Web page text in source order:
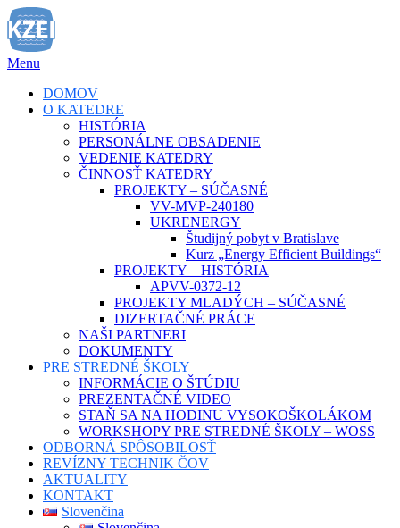
Prejsť
na
obsah
Menu
DOMOV
O KATEDRE
HISTÓRIA
PERSONÁLNE OBSADENIE
VEDENIE KATEDRY
ČINNOSŤ KATEDRY
PROJEKTY – SÚČASNÉ
VV-MVP-240180
UKRENERGY
Študijný pobyt v Bratislave
Kurz „Energy Efficient Buildings“
PROJEKTY – HISTÓRIA
APVV-0372-12
PROJEKTY MLADÝCH – SÚČASNÉ
DIZERTAČNÉ PRÁCE
NAŠI PARTNERI
DOKUMENTY
PRE STREDNÉ ŠKOLY
INFORMÁCIE O ŠTÚDIU
PREZENTAČNÉ VIDEO
STAŇ SA NA HODINU VYSOKOŠKOLÁKOM
WORKSHOPY PRE STREDNÉ ŠKOLY – WOSS
ODBORNÁ SPÔSOBILOSŤ
REVÍZNY TECHNIK ČOV
AKTUALITY
KONTAKT
Slovenčina